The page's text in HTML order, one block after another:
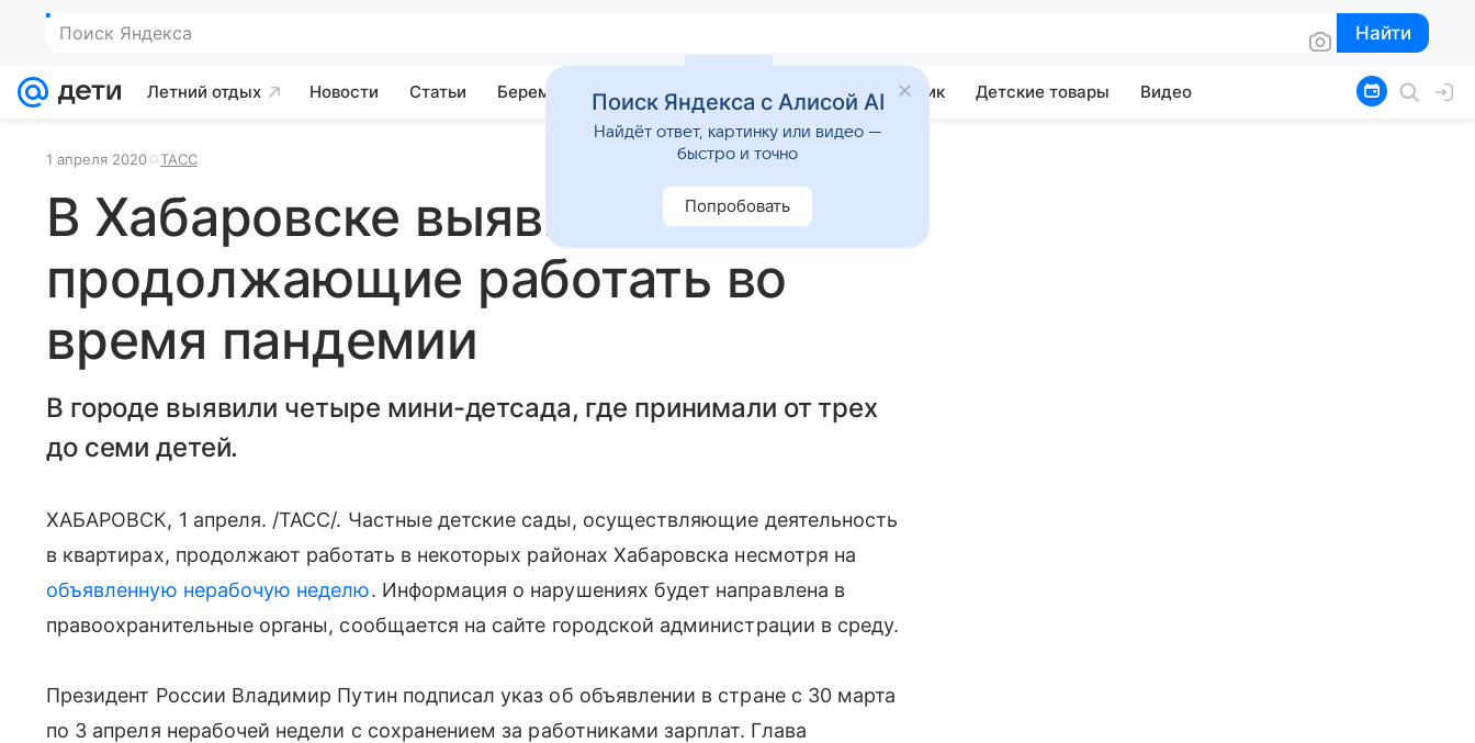
Поиск Яндекса Найти
Найти
Летний отдых Новости Статьи Беременность Развитие Почемучка Учебник Детские товары Видео
1 апреля 2020 ТАСС
В Хабаровске выявили детсады,
продолжающие работать во
время пандемии
В городе выявили четыре мини-детсада, где принимали от трех
до семи детей.
ХАБАРОВСК, 1 апреля. /ТАСС/. Частные детские сады, осуществляющие деятельность
в квартирах, продолжают работать в некоторых районах Хабаровска несмотря на
объявленную нерабочую неделю. Информация о нарушениях будет направлена в
правоохранительные органы, сообщается на сайте городской администрации в среду.
Президент России Владимир Путин подписал указ об объявлении в стране с 30 марта
по 3 апреля нерабочей недели с сохранением за работниками зарплат. Глава
Поиск Яндекса с Алисой AI
Найдёт ответ, картинку или видео —
быстро и точно
Попробовать